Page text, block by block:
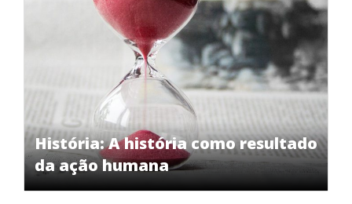
História: A história como resultado
da ação humana